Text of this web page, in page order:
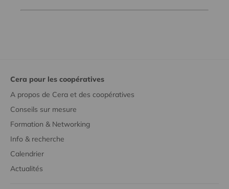
Cera pour les coopératives
A propos de Cera et des coopératives
Conseils sur mesure
Formation & Networking
Info & recherche
Calendrier
Actualités